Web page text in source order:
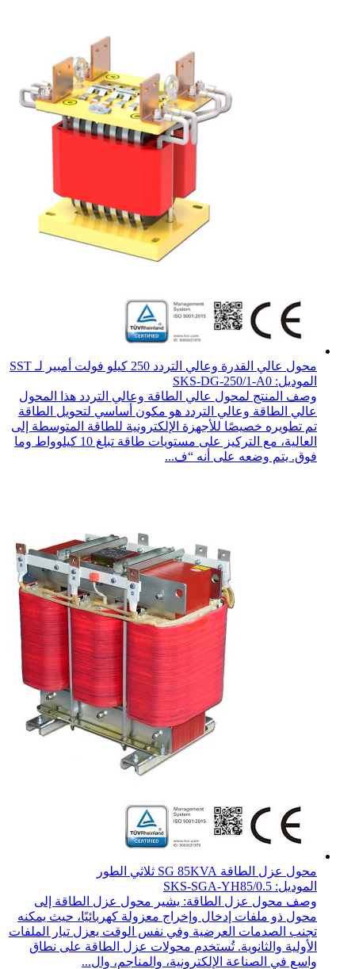
محول عالي القدرة وعالي التردد 250 كيلو فولت أمبير لـ SST
الموديل: SKS-DG-250/1-A0
وصف المنتج لمحول عالي الطاقة وعالي التردد هذا المحول
عالي الطاقة وعالي التردد هو مكون أساسي لتحويل الطاقة
تم تطويره خصيصًا للأجهزة الإلكترونية للطاقة المتوسطة إلى
العالية، مع التركيز على مستويات طاقة تبلغ 10 كيلوواط وما
فوق. يتم وضعه على أنه “ف...
محول عزل الطاقة SG 85KVA ثلاثي الطور
الموديل: SKS-SGA-YH85/0.5
وصف محول عزل الطاقة: يشير محول عزل الطاقة إلى
محول ذو ملفات إدخال وإخراج معزولة كهربائيًا، حيث يمكنه
تجنب الصدمات العرضية وفي نفس الوقت يعزل تيار الملفات
الأولية والثانوية. تُستخدم محولات عزل الطاقة على نطاق
واسع في الصناعة الإلكترونية، والمناجم، وال...